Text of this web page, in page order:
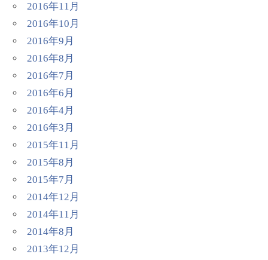
2016年11月
2016年10月
2016年9月
2016年8月
2016年7月
2016年6月
2016年4月
2016年3月
2015年11月
2015年8月
2015年7月
2014年12月
2014年11月
2014年8月
2013年12月